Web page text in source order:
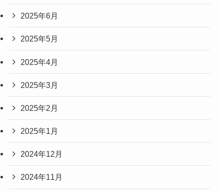
2025年6月
2025年5月
2025年4月
2025年3月
2025年2月
2025年1月
2024年12月
2024年11月